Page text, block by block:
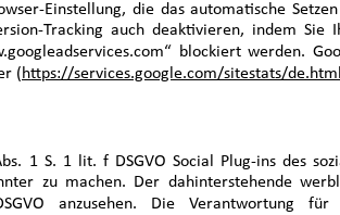
Einstellung, die das automatische
Tracking auch deaktivieren, indem Sie
blockiert werden.
(https://services.google.com/sitestats/de.html
1 S. 1 lit. f DSGVO Social Plug-ins des
zu machen. Der dahinterstehende
anzusehen. Die Verantwortung für